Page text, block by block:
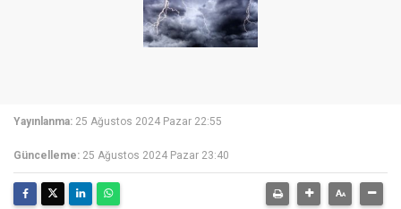
Yayınlanma: 25 Ağustos 2024 Pazar 22:55
Güncelleme: 25 Ağustos 2024 Pazar 23:40